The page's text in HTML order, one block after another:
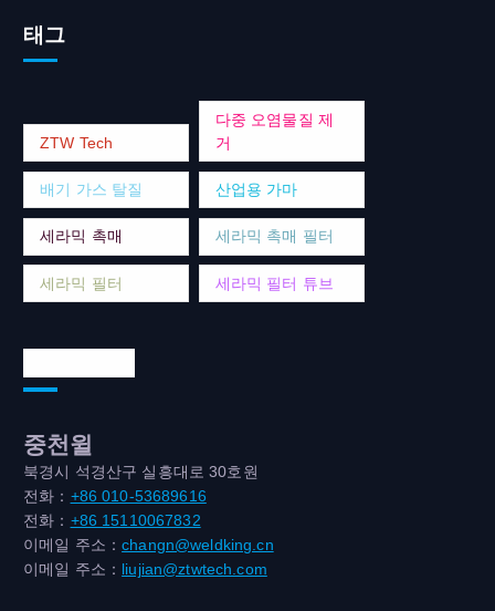
태그
ZTW Tech
다중 오염물질 제
거
배기 가스 탈질 산업용 가마
세라믹 촉매 세라믹 촉매 필터
세라믹 필터 세라믹 필터 튜브
중천윌
북경시 석경산구 실흥대로 30호원
전화： +86 010-53689616
전화： +86 15110067832
이메일 주소：changn@weldking.cn
이메일 주소： liujian@ztwtech.com